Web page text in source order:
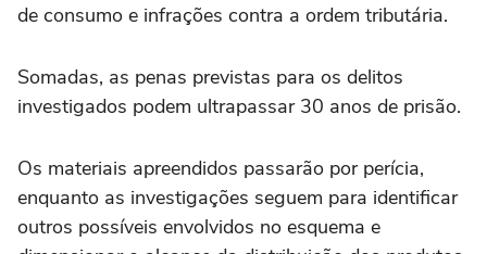
de consumo e infrações contra a ordem tributária.
Somadas, as penas previstas para os delitos
investigados podem ultrapassar 30 anos de prisão.
Os materiais apreendidos passarão por perícia,
enquanto as investigações seguem para identificar
outros possíveis envolvidos no esquema e